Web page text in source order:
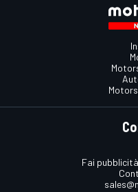
Fai